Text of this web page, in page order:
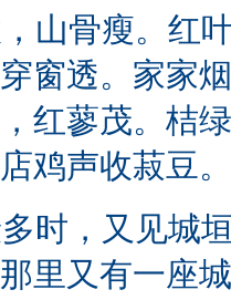
山骨瘦。红
窗透。家家
红蓼茂。桔
鸡声收菽豆。
时，又见城
里又有一座